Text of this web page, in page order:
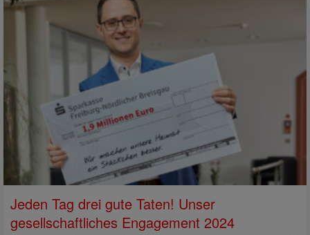
Jeden Tag drei gute Taten! Unser
gesellschaftliches Engagement 2024